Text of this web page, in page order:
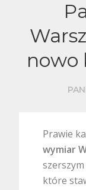
nowo
Prawie
wymiar
które